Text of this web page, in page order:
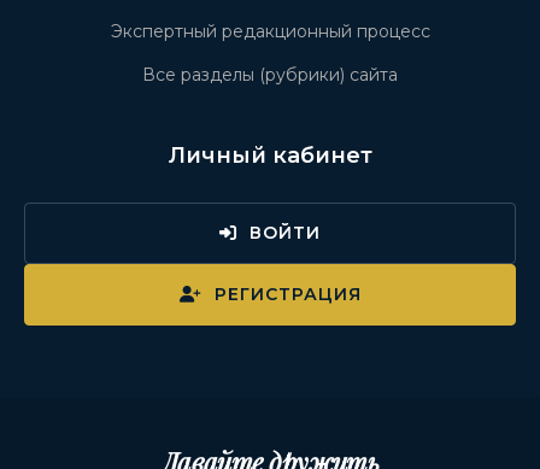
Экспертный редакционный процесс
Все разделы (рубрики) сайта
Личный кабинет
ВОЙТИ
РЕГИСТРАЦИЯ
Давайте дружить